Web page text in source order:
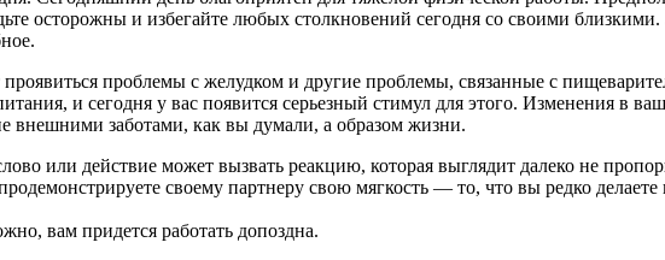
осторожны и избегайте любых столкновений сегодня со своими
проблемы с желудком и другие проблемы, связанные с
и сегодня у вас появится серьезный стимул для этого. Изменения в
внешними заботами, как вы думали, а образом жизни.
или действие может вызвать реакцию, которая выглядит далеко не
своему партнеру свою мягкость — то, что вы редко делаете
вам придется работать допоздна.